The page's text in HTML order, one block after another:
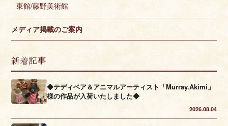
東館/藤野美術館
メディア掲載のご案内
新着記事
◆テディベア＆アニマルアーティスト「Murray.Akimi」
様の作品が入荷いたしました◆
2026.08.04